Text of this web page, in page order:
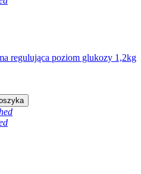
regulująca poziom glukozy 1,2kg